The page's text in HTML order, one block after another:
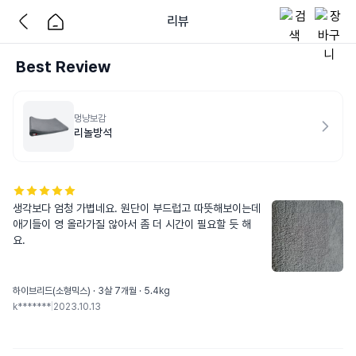
리뷰
Best Review
멍냥보감
리놀방석
생각보다 엄청 가볍네요. 원단이 부드럽고 따뜻해보이는데
애기들이 영 올라가질 않아서 좀 더 시간이 필요할 듯 해
요.
하이브리드(소형믹스) · 3살 7개월 · 5.4kg
k******* 2023.10.13